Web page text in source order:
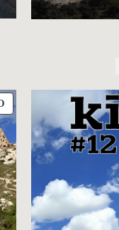
PRODUIT
EN
PROMOTION